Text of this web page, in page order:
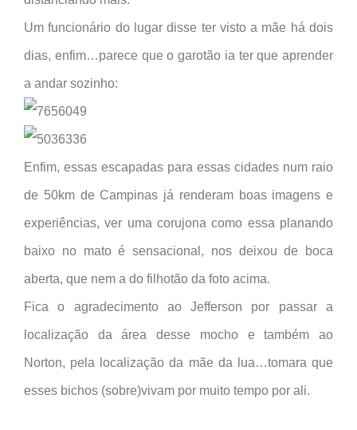
Um funcionário do lugar disse ter visto a mãe há dois
dias, enfim…parece que o garotão ia ter que aprender
a andar sozinho:
Enfim, essas escapadas para essas cidades num raio
de 50km de Campinas já renderam boas imagens e
experiências, ver uma corujona como essa planando
baixo no mato é sensacional, nos deixou de boca
aberta, que nem a do filhotão da foto acima.
Fica o agradecimento ao Jefferson por passar a
localização da área desse mocho e também ao
Norton, pela localização da mãe da lua…tomara que
esses bichos (sobre)vivam por muito tempo por ali.